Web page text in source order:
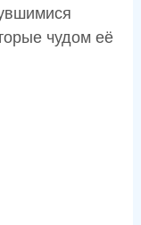
чудом её